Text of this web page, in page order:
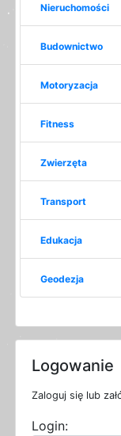
Nieruchomości
Budownictwo
Motoryzacja
Fitness
Zwierzęta
Transport
Edukacja
Geodezja
Logowanie
Zaloguj się lub
Login: